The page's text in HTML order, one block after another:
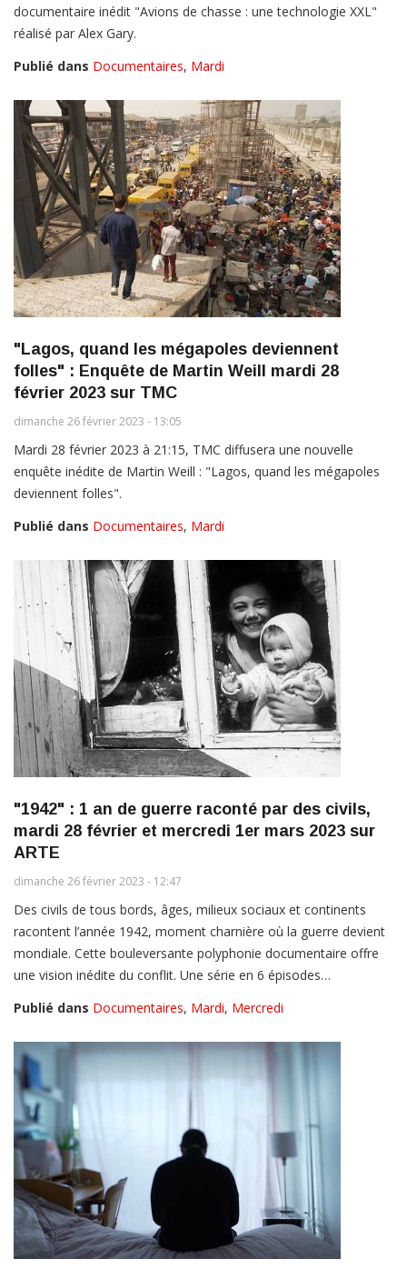
documentaire inédit "Avions de chasse : une technologie XXL"
réalisé par Alex Gary.
Publié dans Documentaires, Mardi
"Lagos, quand les mégapoles deviennent
folles" : Enquête de Martin Weill mardi 28
février 2023 sur TMC
dimanche 26 février 2023 - 13:05
Mardi 28 février 2023 à 21:15, TMC diffusera une nouvelle
enquête inédite de Martin Weill : "Lagos, quand les mégapoles
deviennent folles".
Publié dans Documentaires, Mardi
"1942" : 1 an de guerre raconté par des civils,
mardi 28 février et mercredi 1er mars 2023 sur
ARTE
dimanche 26 février 2023 - 12:47
Des civils de tous bords, âges, milieux sociaux et continents
racontent l’année 1942, moment charnière où la guerre devient
mondiale. Cette bouleversante polyphonie documentaire offre
une vision inédite du conflit. Une série en 6 épisodes…
Publié dans Documentaires, Mardi, Mercredi